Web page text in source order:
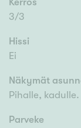
3/3
Hissi
Ei
Näkymät
Pihalle,
Parveke